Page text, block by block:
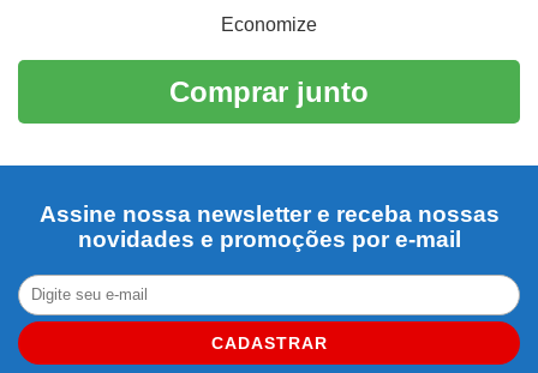
Economize
Comprar junto
Assine nossa newsletter e receba nossas
novidades e promoções por e-mail
CADASTRAR